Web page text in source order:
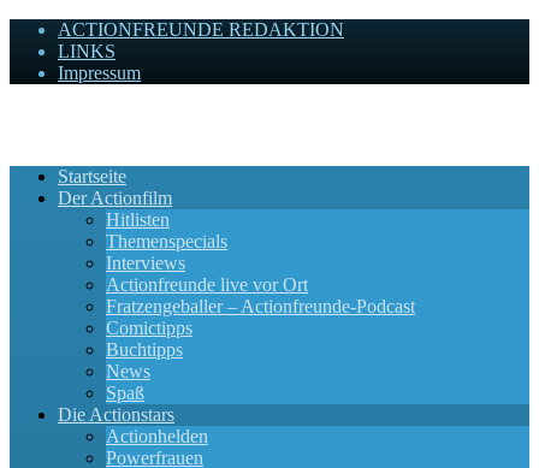
ACTIONFREUNDE REDAKTION
LINKS
Impressum
Startseite
Der Actionfilm
Hitlisten
Themenspecials
Interviews
Actionfreunde live vor Ort
Fratzengeballer – Actionfreunde-Podcast
Comictipps
Buchtipps
News
Spaß
Die Actionstars
Actionhelden
Powerfrauen